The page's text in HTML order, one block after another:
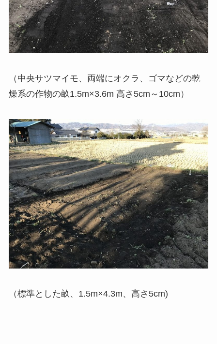
（中央サツマイモ、両端にオクラ、ゴマなどの乾
燥系の作物の畝1.5m×3.6m 高さ5cm～10cm）
（標準とした畝、1.5m×4.3m、高さ5cm)